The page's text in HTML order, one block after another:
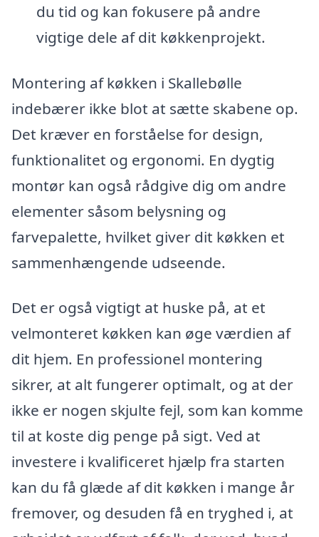
du tid og kan fokusere på andre
vigtige dele af dit køkkenprojekt.
Montering af køkken i Skallebølle
indebærer ikke blot at sætte skabene op.
Det kræver en forståelse for design,
funktionalitet og ergonomi. En dygtig
montør kan også rådgive dig om andre
elementer såsom belysning og
farvepalette, hvilket giver dit køkken et
sammenhængende udseende.
Det er også vigtigt at huske på, at et
velmonteret køkken kan øge værdien af
dit hjem. En professionel montering
sikrer, at alt fungerer optimalt, og at der
ikke er nogen skjulte fejl, som kan komme
til at koste dig penge på sigt. Ved at
investere i kvalificeret hjælp fra starten
kan du få glæde af dit køkken i mange år
fremover, og desuden få en tryghed i, at